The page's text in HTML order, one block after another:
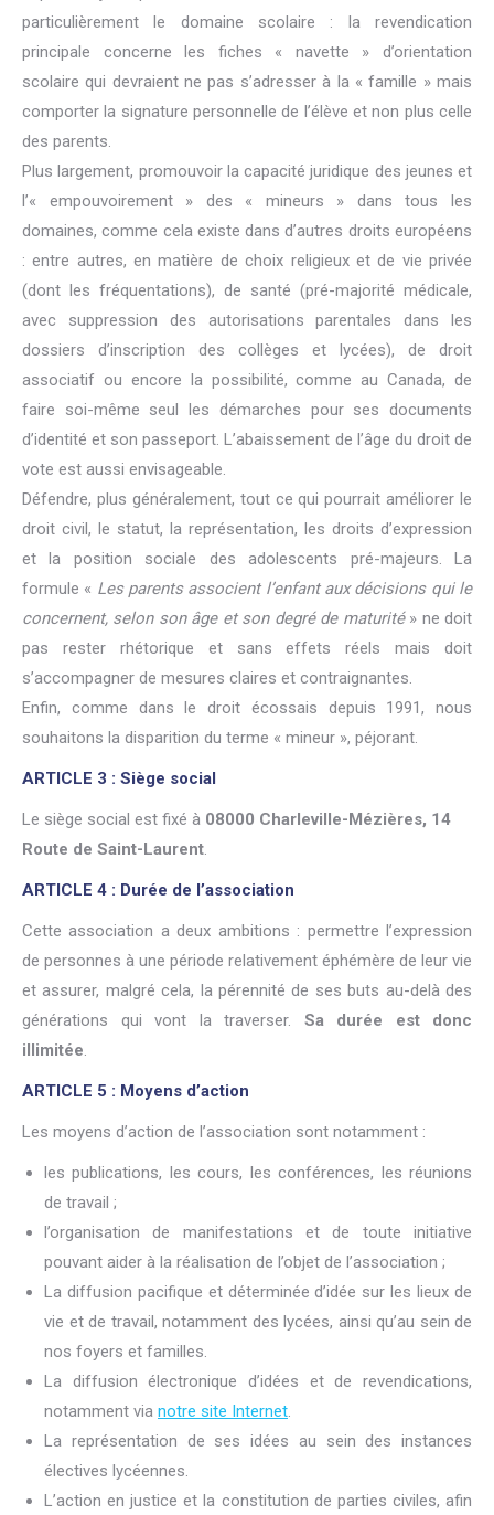
particulièrement le domaine scolaire : la revendication
principale concerne les fiches « navette » d’orientation
scolaire qui devraient ne pas s’adresser à la « famille » mais
comporter la signature personnelle de l’élève et non plus celle
des parents.
Plus largement, promouvoir la capacité juridique des jeunes et
l’« empouvoirement » des « mineurs » dans tous les
domaines, comme cela existe dans d’autres droits européens
: entre autres, en matière de choix religieux et de vie privée
(dont les fréquentations), de santé (pré-majorité médicale,
avec suppression des autorisations parentales dans les
dossiers d’inscription des collèges et lycées), de droit
associatif ou encore la possibilité, comme au Canada, de
faire soi-même seul les démarches pour ses documents
d’identité et son passeport. L’abaissement de l’âge du droit de
vote est aussi envisageable.
Défendre, plus généralement, tout ce qui pourrait améliorer le
droit civil, le statut, la représentation, les droits d’expression
et la position sociale des adolescents pré-majeurs. La
formule « Les parents associent l’enfant aux décisions qui le
concernent, selon son âge et son degré de maturité» ne doit
pas rester rhétorique et sans effets réels mais doit
s’accompagner de mesures claires et contraignantes.
Enfin, comme dans le droit écossais depuis 1991, nous
souhaitons la disparition du terme « mineur », péjorant.
ARTICLE 3 : Siège social
Le siège social est fixé à 08000 Charleville-Mézières, 14
Route de Saint-Laurent.
ARTICLE 4 : Durée de l’association
Cette association a deux ambitions : permettre l’expression
de personnes à une période relativement éphémère de leur vie
et assurer, malgré cela, la pérennité de ses buts au-delà des
générations qui vont la traverser. Sa durée est donc
illimitée.
ARTICLE 5 : Moyens d’action
Les moyens d’action de l’association sont notamment :
les publications, les cours, les conférences, les réunions
de travail ;
l’organisation de manifestations et de toute initiative
pouvant aider à la réalisation de l’objet de l’association ;
La diffusion pacifique et déterminée d’idée sur les lieux de
vie et de travail, notamment des lycées, ainsi qu’au sein de
nos foyers et familles.
La diffusion électronique d’idées et de revendications,
notamment via notre site Internet.
La représentation de ses idées au sein des instances
électives lycéennes.
L’action en justice et la constitution de parties civiles, afin